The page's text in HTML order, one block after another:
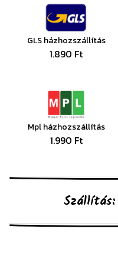
GLS házhozszállítás
1.890 Ft
Mpl házhozszállítás
1.990 Ft